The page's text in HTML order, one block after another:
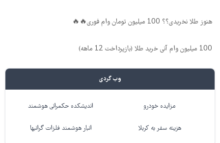
هنوز طلا نخریدی؟؟ 100 میلیون تومان وام فوری🔥🔥
100 میلیون وام آنی خرید طلا (بازپرداخت 12 ماهه)
وب گردی
مزایده خودرو اندیشکده حکمرانی هوشمند
هزینه سفر به کربلا انبار هوشمند فلزات گرانبها